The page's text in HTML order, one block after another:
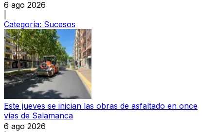
6 ago 2026
Categoría: Sucesos
Este jueves se inician las obras de asfaltado en once
vías de Salamanca
6 ago 2026